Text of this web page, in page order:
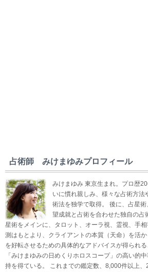
占術師 みけまゆみプロフィール
みけまゆみ 東京生まれ。プロ歴
いに慣れ親しみ、様々な占術方法
術法を独学で取得。 後に、占星
望成就と占術を合わせた独自の占
星術をメインに、タロット、オーラ視、霊視、手
測はもとより、クライアントの本質（天命）を活
を好転させるための具体的なアドバイスが得られ
「みけまゆみの日めくりホロスコープ」の高い的
持を得ている。 これまでの鑑定数、8,000件以上